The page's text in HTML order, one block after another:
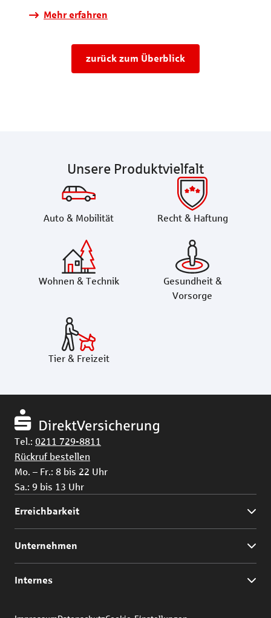
Mehr erfahren
zurück zum Überblick
Unsere Produktvielfalt
Auto & Mobilität Recht & Haftung
Wohnen & Technik
Gesundheit &
Vorsorge
Tier & Freizeit
Tel.: 0211 729-8811
Rückruf bestellen
Mo. – Fr.: 8 bis 22 Uhr
Sa.: 9 bis 13 Uhr
Erreichbarkeit
Unternehmen
Internes